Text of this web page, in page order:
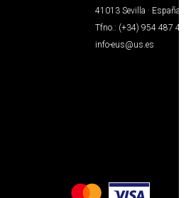
41013 Sevilla · España
Tfno.: (+34) 954 487
info-eus@us.es